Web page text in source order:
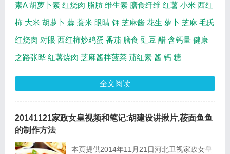
素A 胡萝卜素 红烧肉 脂肪 维生素 膳食纤维 红薯 小米 西红
柿 大米 胡萝卜 蒜 薏米 眼睛 钾 芝麻酱 花生 萝卜 芝麻 毛氏
红烧肉 对眼 西红柿炒鸡蛋 番茄 膳食 豇豆 醋 含钙量 健康
之路张晔 红薯烧肉 芝麻酱拌菠菜 茄红素 酱 钙 糖
全文阅读
20141121家政女皇视频和笔记:胡建设讲揪片,莜面鱼鱼
的制作方法
本页提供2014年11月21日河北卫视家政女皇